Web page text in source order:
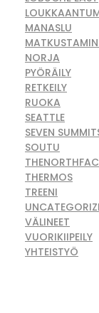
MANASLU
NORJA
PYÖRÄILY
RETKEILY
RUOKA
SEATTLE
SEVEN
SOUTU
THERMOS
TREENI
VÄLINEET
VUORIKIIPEILY
YHTEISTYÖ